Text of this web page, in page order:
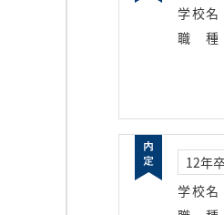
学校名
職種
12年
学校名